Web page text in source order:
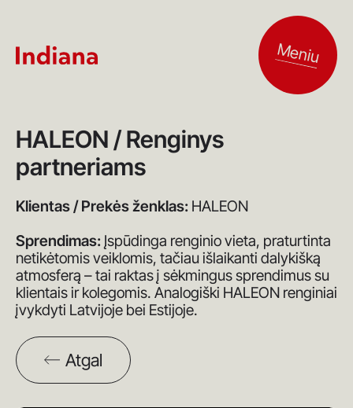
Meniu
HALEON / Renginys
partneriams
Klientas / Prekės ženklas: HALEON
Sprendimas: Įspūdinga renginio vieta, praturtinta
netikėtomis veiklomis, tačiau išlaikanti dalykišką
atmosferą – tai raktas į sėkmingus sprendimus su
klientais ir kolegomis. Analogiški HALEON renginiai
įvykdyti Latvijoje bei Estijoje.
Atgal